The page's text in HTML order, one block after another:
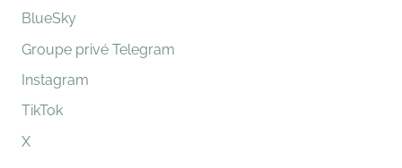
BlueSky
Groupe privé Telegram
Instagram
TikTok
X